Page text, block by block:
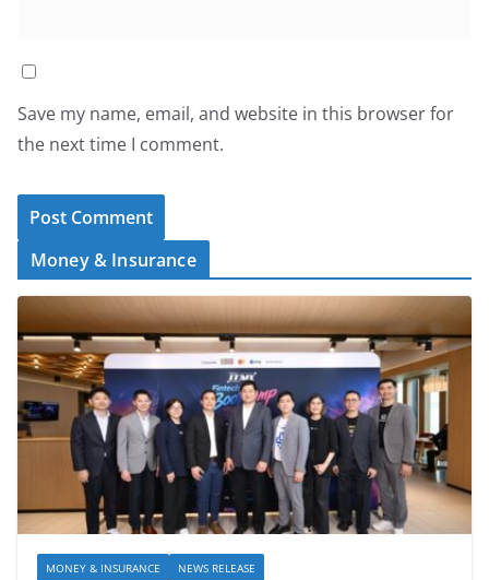
Save my name, email, and website in this browser for
the next time I comment.
Money & Insurance
MONEY & INSURANCE NEWS RELEASE